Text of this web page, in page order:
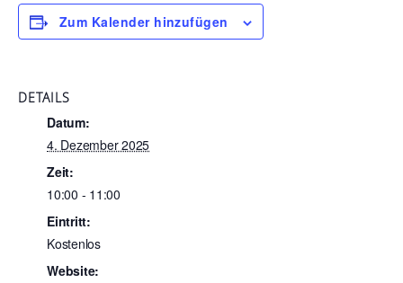
Zum Kalender hinzufügen
DETAILS
Datum:
4. Dezember 2025
Zeit:
10:00 - 11:00
Eintritt:
Kostenlos
Website: